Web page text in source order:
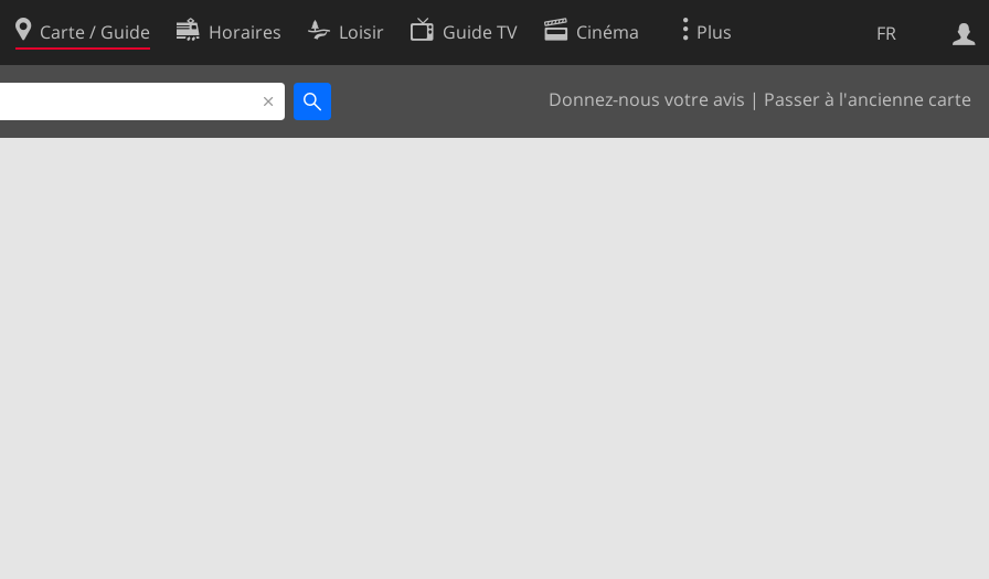
FR
Carte / Guide Horaires Loisir Guide TV Cinéma Plus
Donnez-nous votre avis | Passer à l'ancienne carte
Web
Politique en matière de cookies
Préférences de cookies